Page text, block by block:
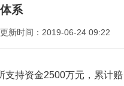
系
新时间：2019-06-24 09:22
持资金2500万元，累计赔